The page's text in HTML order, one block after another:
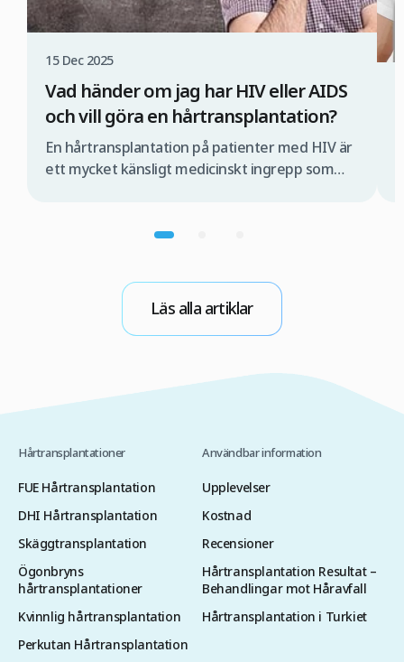
15 Dec 2025
Vad händer om jag har HIV eller AIDS
och vill göra en hårtransplantation?
En hårtransplantation på patienter med HIV är
ett mycket känsligt medicinskt ingrepp som
förhållanden. Om detta inte sker finns det risk
operationen. Om du därför överväger en
hårtransplantation med FUE-metoden i Turkiet
är det viktigt att du först […]
Läs alla artiklar
Hårtransplantationer
FUE Hårtransplantation
DHI Hårtransplantation
Skäggtransplantation
Ögonbryns
hårtransplantationer
Kvinnlig hårtransplantation
Perkutan Hårtransplantation
Användbar information
Upplevelser
Kostnad
Recensioner
Hårtransplantation Resultat –
Behandlingar mot Håravfall
Hårtransplantation i Turkiet